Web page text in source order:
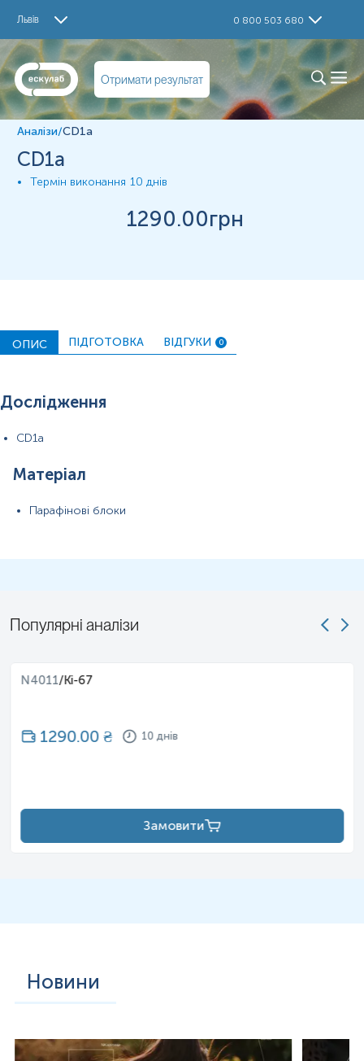
Львів 0 800 503 680
Отримати результат
CD1a
Матеріал
Парафінові блоки
вимірювань можуть змінюватися у відповідності до зміни
тест-систем.
Аналізи/CD1a
CD1a
Термін виконання 10 днів
1290.00грн
ОПИС ПІДГОТОВКА ВІДГУКИ 0
Дослідження
CD1a
Матеріал
Парафінові блоки
Популярні аналізи
N4011/Ki-67
1290.00₴ 10 днів
Замовити
Новини